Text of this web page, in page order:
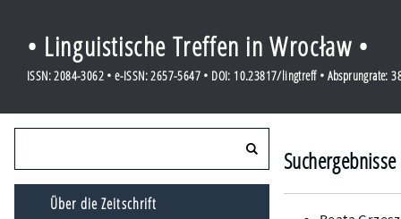
• Linguistische Treffen in Wrocław •
ISSN: 2084-3062 • e-ISSN: 2657-5647 • DOI: 10.23817/lingtreff • Absprungrate:
Über die Zeitschrift